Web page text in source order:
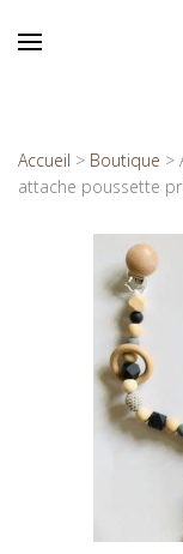
Accueil > Boutique >
attache poussette